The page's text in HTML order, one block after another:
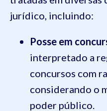
jurídico, incluindo:
Posse em
interpretado a
concursos com
considerando o
poder público.